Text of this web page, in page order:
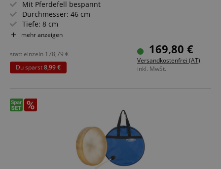
Mit Pferdefell bespannt
Durchmesser: 46 cm
Tiefe: 8 cm
Kraftvolle, energetische Wirkung
Sparset inklusive Schlägel und Ständer
mehr anzeigen
169,80 €
Versandkostenfrei (AT)
inkl. MwSt.
statt einzeln 178,79 €
Du sparst8,99 €